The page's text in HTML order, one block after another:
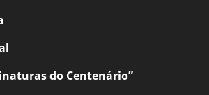
do Centenário”